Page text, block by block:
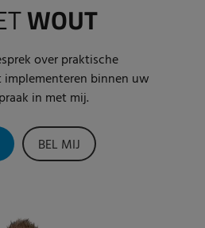
WOUT
over praktische
binnen uw
in met mij.
BEL MIJ